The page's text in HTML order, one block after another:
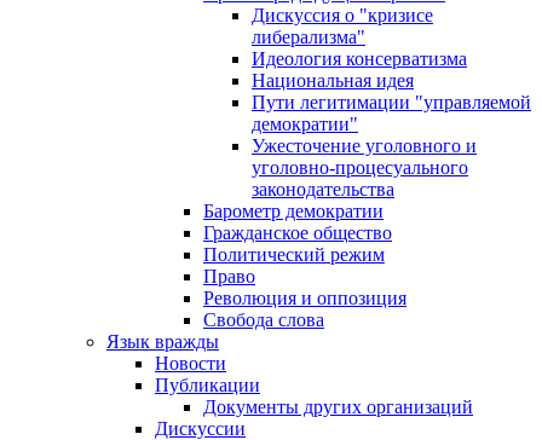
Дискуссия о "кризисе
либерализма"
Идеология консерватизма
Национальная идея
Пути легитимации "управляемой
демократии"
Ужесточение уголовного и
уголовно-процесуального
законодательства
Барометр демократии
Гражданское общество
Политический режим
Право
Революция и оппозиция
Свобода слова
Язык вражды
Новости
Публикации
Документы других организаций
Дискуссии